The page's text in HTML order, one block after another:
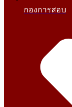
กองการสอบ